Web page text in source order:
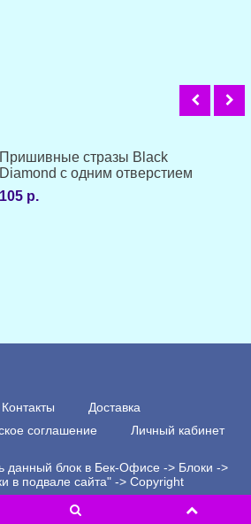
Пришивные стразы Black
Diamond с одним отверстием
105 р.
Контакты
Доставка
соглашение
Личный кабинет
данный блок в Бек-Офисе -> Блоки ->
в подвале сайта" -> Copyright